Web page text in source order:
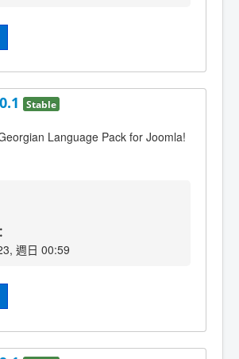
Stable
Language Pack for Joomla!
週日 00:59